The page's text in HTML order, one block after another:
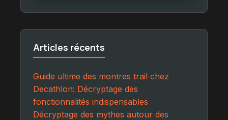
Articles récents
Guide ultime des montres trail chez
Decathlon: Décryptage des
fonctionnalités indispensables
Décryptage des mythes autour des